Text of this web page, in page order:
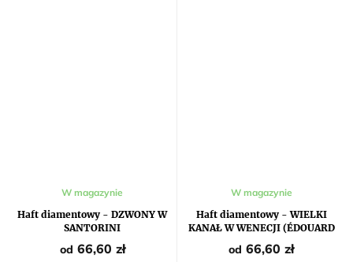
Haft diamentowy - DZWONY W
SANTORINI
W magazynie
od 66,60 zł
Haft diamentowy - WIELKI
KANAŁ W WENECJI (ÉDOUARD
MANET)
W magazynie
od 66,60 zł